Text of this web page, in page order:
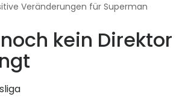
Veränderungen für Superman
kein Direktor